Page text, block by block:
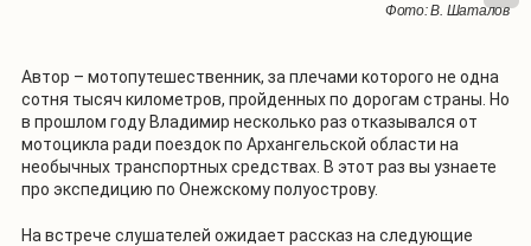
Фото: В. Шаталов
Фото: В. Шаталов
Фото: В. Шаталов
Автор – мотопутешественник, за плечами которого не одна
сотня тысяч километров, пройденных по дорогам страны. Но
в прошлом году Владимир несколько раз отказывался от
мотоцикла ради поездок по Архангельской области на
необычных транспортных средствах. В этот раз вы узнаете
про экспедицию по Онежскому полуострову.
На встрече слушателей ожидает рассказ на следующие